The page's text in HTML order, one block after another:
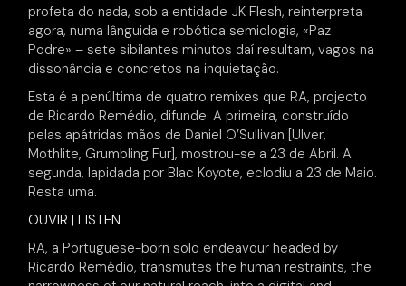
profeta do nada, sob a entidade JK Flesh, reinterpreta
agora, numa lânguida e robótica semiologia, «Paz
Podre» – sete sibilantes minutos daí resultam, vagos na
dissonância e concretos na inquietação.
Esta é a penúltima de quatro remixes que RA, projecto
de Ricardo Remédio, difunde. A primeira, construído
pelas apátridas mãos de Daniel O’Sullivan [Ulver,
Mothlite, Grumbling Fur], mostrou-se a 23 de Abril. A
segunda, lapidada por Blac Koyote, eclodiu a 23 de Maio.
Resta uma.
OUVIR | LISTEN
RA, a Portuguese-born solo endeavour headed by
Ricardo Remédio, transmutes the human restraints, the